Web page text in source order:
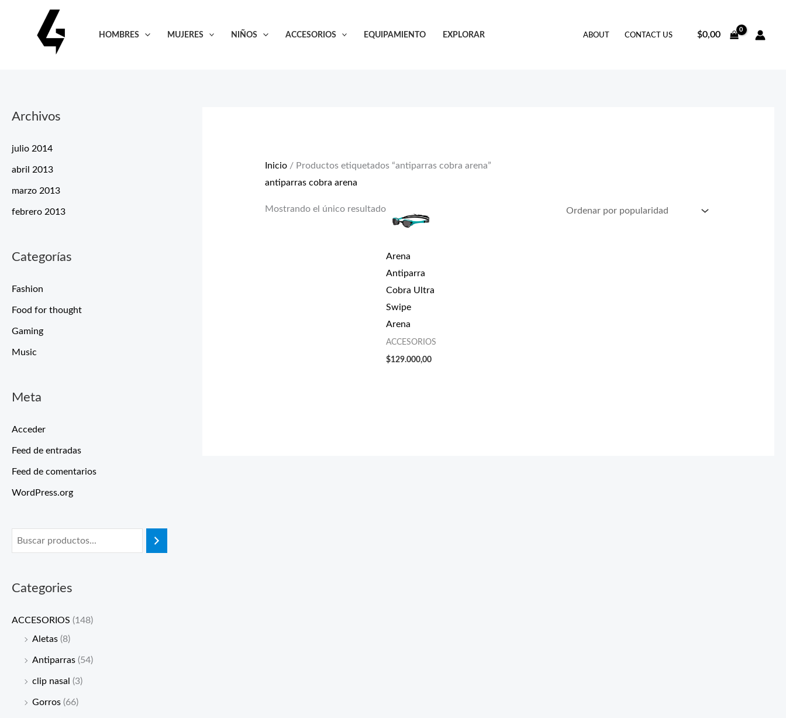
contenido
HOMBRES MUJERES NIÑOS ACCESORIOS EQUIPAMIENTO EXPLORAR ABOUT CONTACT US $0,00
Archivos
julio 2014
abril 2013
marzo 2013
febrero 2013
Categorías
Fashion
Food for thought
Gaming
Music
Meta
Acceder
Feed de entradas
Feed de comentarios
WordPress.org
Categories
ACCESORIOS (148)
Aletas (8)
Antiparras (54)
clip nasal (3)
Gorros (66)
Inicio/ Productos etiquetados “antiparras cobra arena”
antiparras cobra arena
Mostrando el único resultado
Arena
Antiparra
Cobra Ultra
Swipe
Arena
ACCESORIOS
$129.000,00